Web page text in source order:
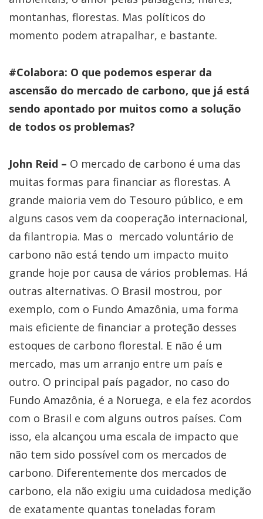
montanhas, florestas. Mas políticos do
momento podem atrapalhar, e bastante.
#Colabora: O que podemos esperar da
ascensão do mercado de carbono, que já está
sendo apontado por muitos como a solução
de todos os problemas?
John Reid – O mercado de carbono é uma das
muitas formas para financiar as florestas. A
grande maioria vem do Tesouro público, e em
alguns casos vem da cooperação internacional,
da filantropia. Mas o mercado voluntário de
carbono não está tendo um impacto muito
grande hoje por causa de vários problemas. Há
outras alternativas. O Brasil mostrou, por
exemplo, com o Fundo Amazônia, uma forma
mais eficiente de financiar a proteção desses
estoques de carbono florestal. E não é um
mercado, mas um arranjo entre um país e
outro. O principal país pagador, no caso do
Fundo Amazônia, é a Noruega, e ela fez acordos
com o Brasil e com alguns outros países. Com
isso, ela alcançou uma escala de impacto que
não tem sido possível com os mercados de
carbono. Diferentemente dos mercados de
carbono, ela não exigiu uma cuidadosa medição
de exatamente quantas toneladas foram